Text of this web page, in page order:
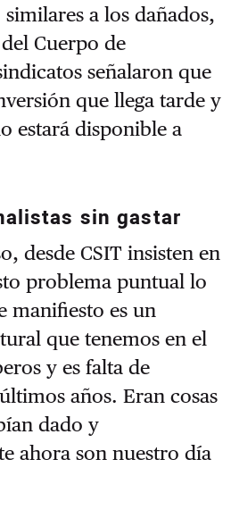
a los dañados,
Cuerpo de
señalaron que
que llega tarde y
estará disponible a
sin gastar
desde CSIT insisten en
problema puntual lo
manifiesto es un
que tenemos en el
y es falta de
años. Eran cosas
dado y
ahora son nuestro día